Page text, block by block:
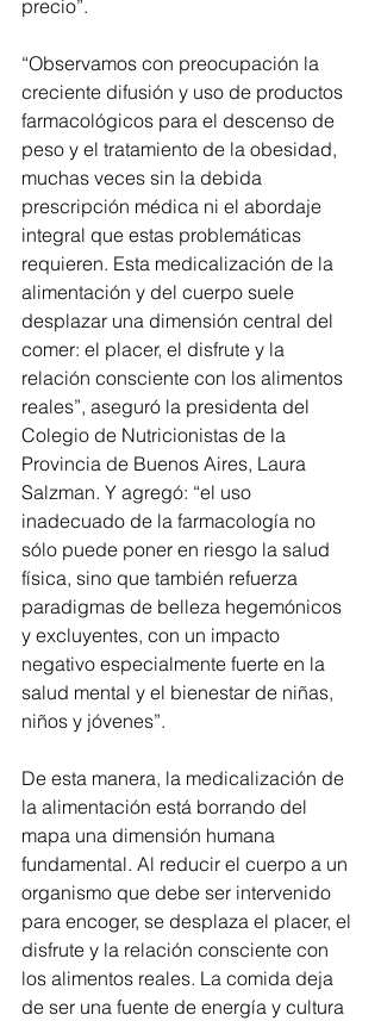
precio”.
“Observamos con preocupación la
creciente difusión y uso de productos
farmacológicos para el descenso de
peso y el tratamiento de la obesidad,
muchas veces sin la debida
prescripción médica ni el abordaje
integral que estas problemáticas
requieren. Esta medicalización de la
alimentación y del cuerpo suele
desplazar una dimensión central del
comer: el placer, el disfrute y la
relación consciente con los alimentos
reales”, aseguró la presidenta del
Colegio de Nutricionistas de la
Provincia de Buenos Aires, Laura
Salzman. Y agregó: “el uso
inadecuado de la farmacología no
sólo puede poner en riesgo la salud
física, sino que también refuerza
paradigmas de belleza hegemónicos
y excluyentes, con un impacto
negativo especialmente fuerte en la
salud mental y el bienestar de niñas,
niños y jóvenes”.
De esta manera, la medicalización de
la alimentación está borrando del
mapa una dimensión humana
fundamental. Al reducir el cuerpo a un
organismo que debe ser intervenido
para encoger, se desplaza el placer, el
disfrute y la relación consciente con
los alimentos reales. La comida deja
de ser una fuente de energía y cultura